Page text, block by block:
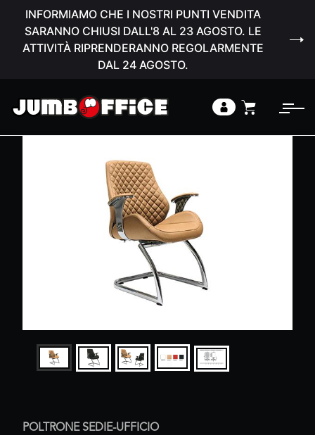
INFORMIAMO CHE I NOSTRI PUNTI VENDITA
SARANNO CHIUSI DALL'8 AL 23 AGOSTO. LE
ATTIVITÀ RIPRENDERANNO REGOLARMENTE
DAL 24 AGOSTO.
POLTRONE SEDIE-UFFICIO